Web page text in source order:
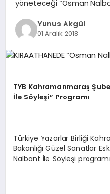
KÜNYE
NURHAK
yöneteceği “Osman
Yunus Akgül
01 Aralık 2018
TYB Kahramanmaraş
İle Söyleşi” Programı
Türkiye Yazarlar Birliği
Bakanlığı Güzel Sanatlar
Nalbant İle Söyleşi